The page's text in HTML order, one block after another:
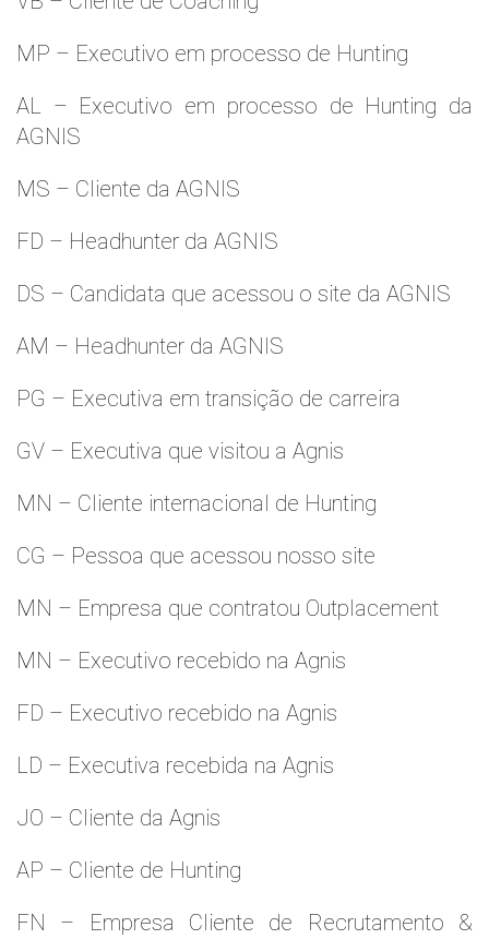
MP – Executivo em processo de Hunting
AL – Executivo em processo de Hunting da
AGNIS
MS – Cliente da AGNIS
FD – Headhunter da AGNIS
DS – Candidata que acessou o site da AGNIS
AM – Headhunter da AGNIS
PG – Executiva em transição de carreira
GV – Executiva que visitou a Agnis
MN – Cliente internacional de Hunting
CG – Pessoa que acessou nosso site
MN – Empresa que contratou Outplacement
MN – Executivo recebido na Agnis
FD – Executivo recebido na Agnis
LD – Executiva recebida na Agnis
JO – Cliente da Agnis
AP – Cliente de Hunting
FN – Empresa Cliente de Recrutamento &